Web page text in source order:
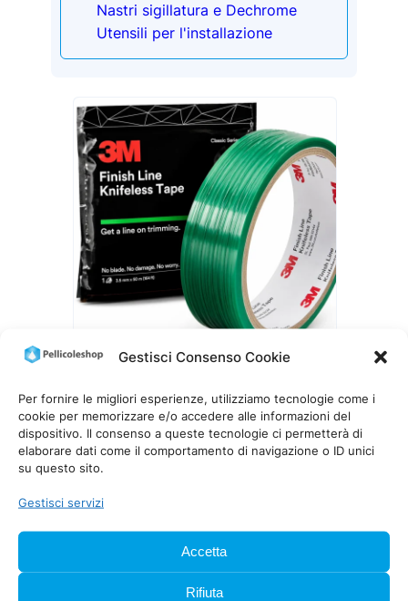
Gestisci Consenso Cookie
Per fornire le migliori esperienze, utilizziamo tecnologie come i
cookie per memorizzare e/o accedere alle informazioni del
dispositivo. Il consenso a queste tecnologie ci permetterà di
elaborare dati come il comportamento di navigazione o ID unici
su questo sito.
Gestisci servizi
Accetta
Rifiuta
Nastri sigillatura e Dechrome
Utensili per l'installazione
19,00€–55,00€Fascia
di
prezzo:
55,00 €
IVA inclusa